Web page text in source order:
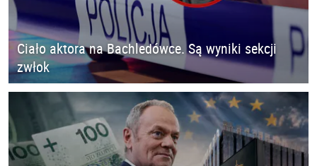
Ciało aktora na Bachledówce. Są wyniki sekcji
zwłok